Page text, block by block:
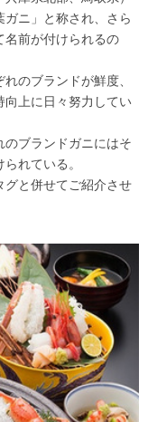
ニ」と称され、さら
名前が付けられるの
のブランドが鮮度、
向上に日々努力してい
ブランドガニにはそ
れている。
と併せてご紹介させ